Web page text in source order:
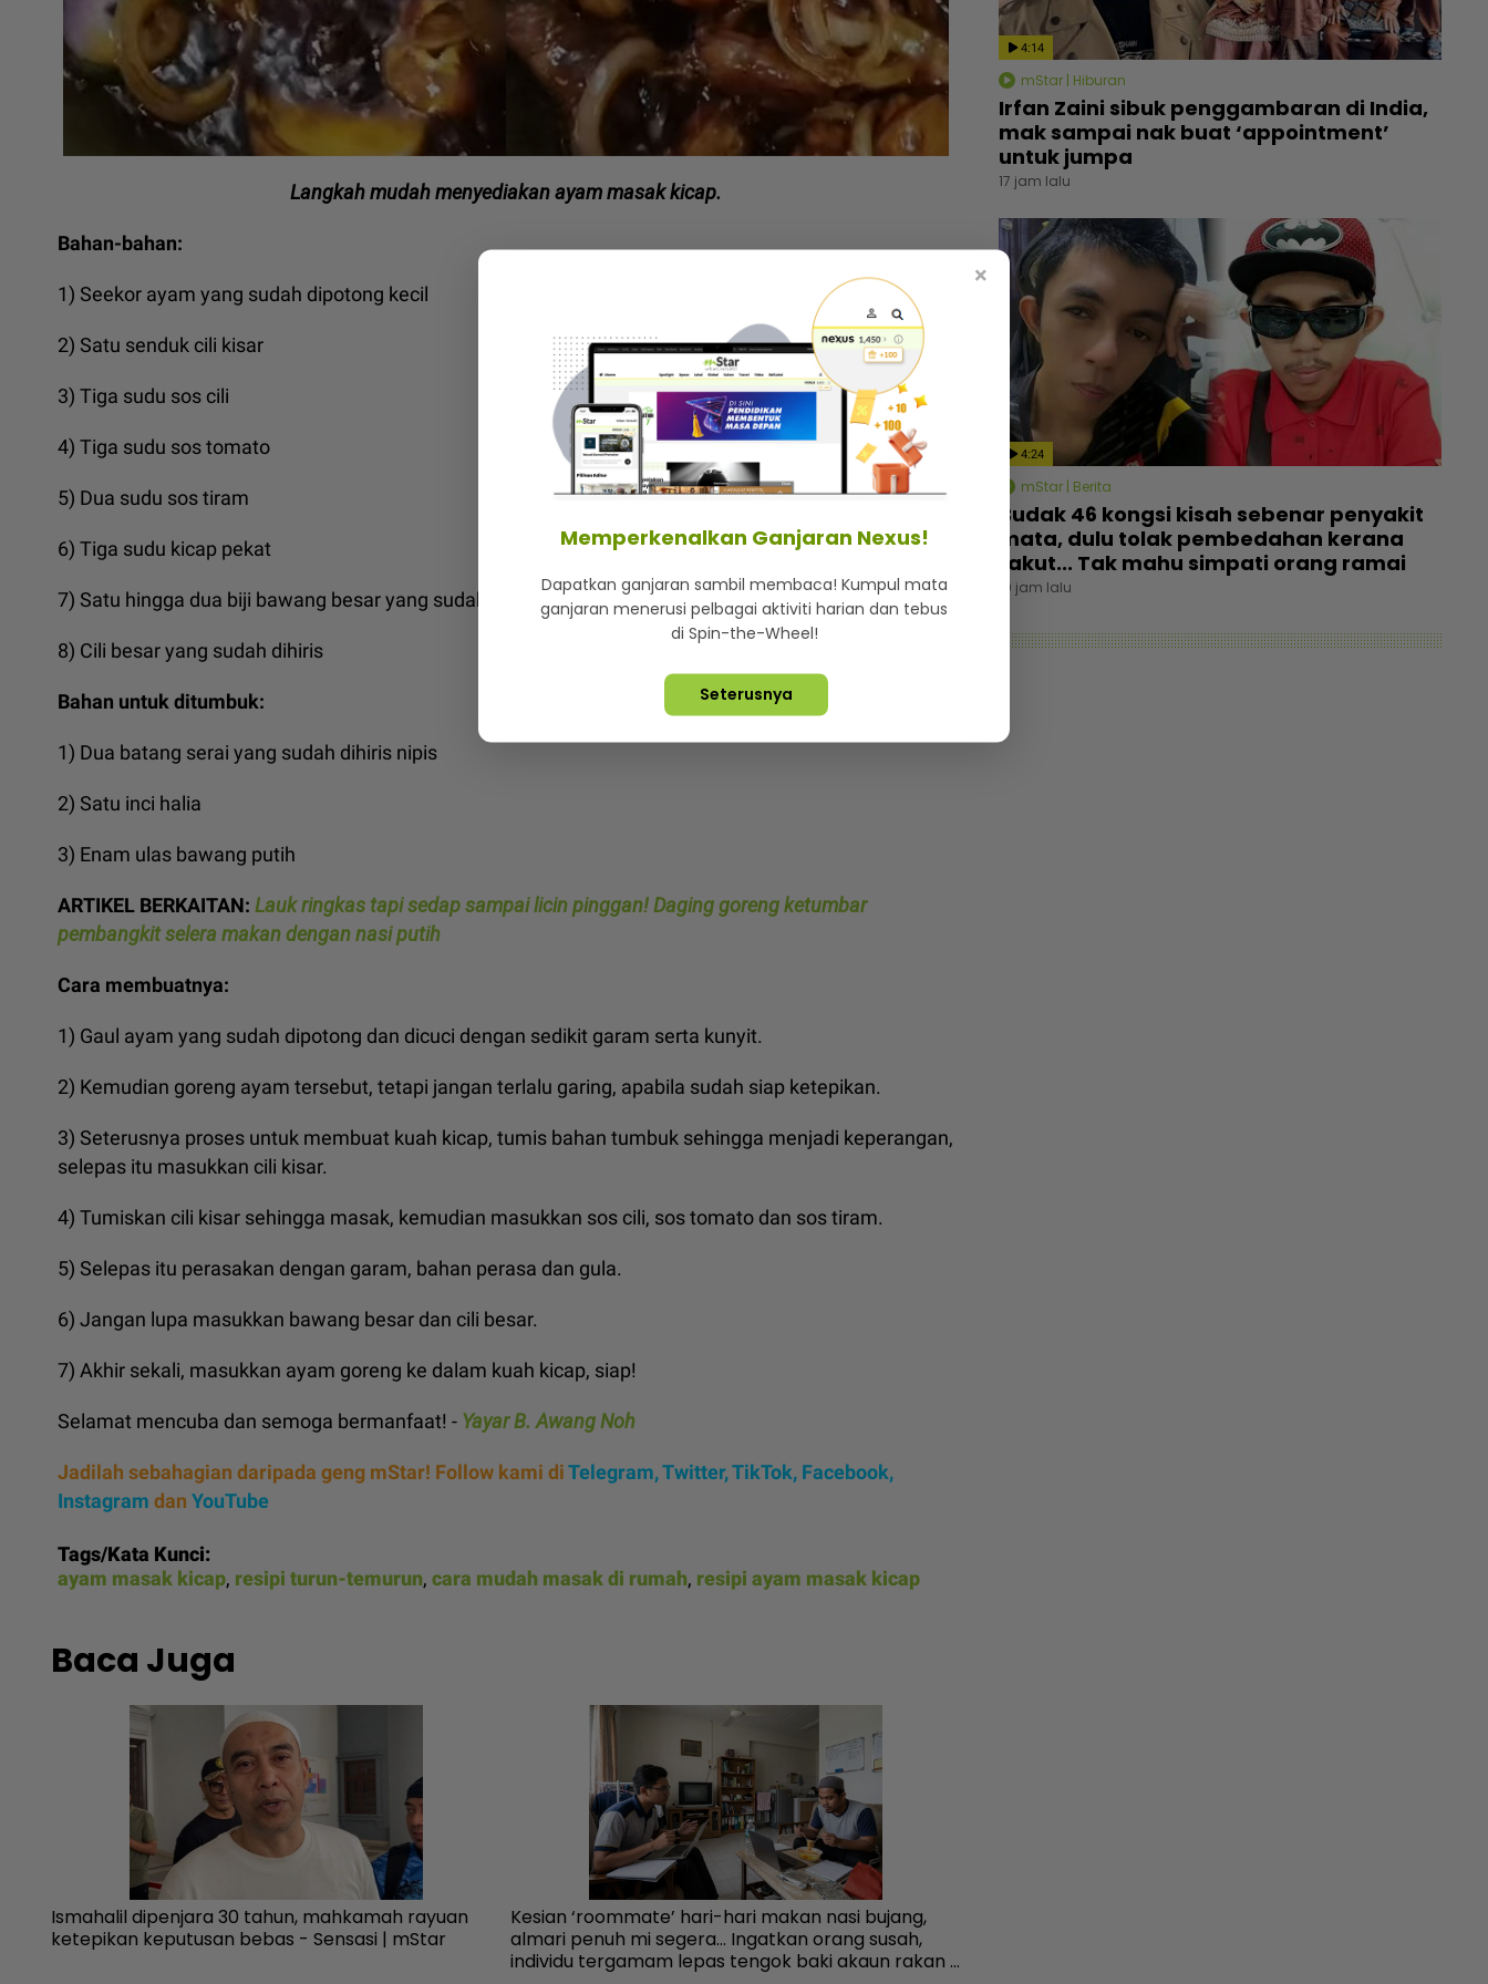
Langkah mudah menyediakan ayam masak kicap.
Bahan-bahan:
1) Seekor ayam yang sudah dipotong kecil
2) Satu senduk cili kisar
3) Tiga sudu sos cili
4) Tiga sudu sos tomato
5) Dua sudu sos tiram
6) Tiga sudu kicap pekat
7) Satu hingga dua biji bawang besar yang sudah dihiris bulat
8) Cili besar yang sudah dihiris
Bahan untuk ditumbuk:
1) Dua batang serai yang sudah dihiris nipis
2) Satu inci halia
3) Enam ulas bawang putih
ARTIKEL BERKAITAN: Lauk ringkas tapi sedap sampai licin pinggan! Daging goreng ketumbar
pembangkit selera makan dengan nasi putih
Cara membuatnya:
1) Gaul ayam yang sudah dipotong dan dicuci dengan sedikit garam serta kunyit.
2) Kemudian goreng ayam tersebut, tetapi jangan terlalu garing, apabila sudah siap ketepikan.
3) Seterusnya proses untuk membuat kuah kicap, tumis bahan tumbuk sehingga menjadi keperangan,
selepas itu masukkan cili kisar.
4) Tumiskan cili kisar sehingga masak, kemudian masukkan sos cili, sos tomato dan sos tiram.
5) Selepas itu perasakan dengan garam, bahan perasa dan gula.
6) Jangan lupa masukkan bawang besar dan cili besar.
7) Akhir sekali, masukkan ayam goreng ke dalam kuah kicap, siap!
Selamat mencuba dan semoga bermanfaat! - Yayar B. Awang Noh
Jadilah sebahagian daripada geng mStar! Follow kami diTelegram,Twitter,TikTok, Facebook,
Instagram dan YouTube
Tags/Kata Kunci:
ayam masak kicap, resipi turun-temurun, cara mudah masak di rumah, resipi ayam masak kicap
Baca Juga
Ismahalil dipenjara 30 tahun, mahkamah rayuan
ketepikan keputusan bebas - Sensasi | mStar
Kesian ‘roommate’ hari-hari makan nasi bujang,
almari penuh mi segera... Ingatkan orang susah,
individu tergamam lepas tengok baki akaun rakan -
4:14
mStar | Hiburan
Irfan Zaini sibuk penggambaran di India,
mak sampai nak buat ‘appointment’
untuk jumpa
17 jam lalu
4:24
mStar | Berita
Budak 46 kongsi kisah sebenar penyakit
mata, dulu tolak pembedahan kerana
takut... Tak mahu simpati orang ramai
19 jam lalu
×
Memperkenalkan Ganjaran Nexus!
Dapatkan ganjaran sambil membaca! Kumpul mata
ganjaran menerusi pelbagai aktiviti harian dan tebus
di Spin-the-Wheel!
Seterusnya